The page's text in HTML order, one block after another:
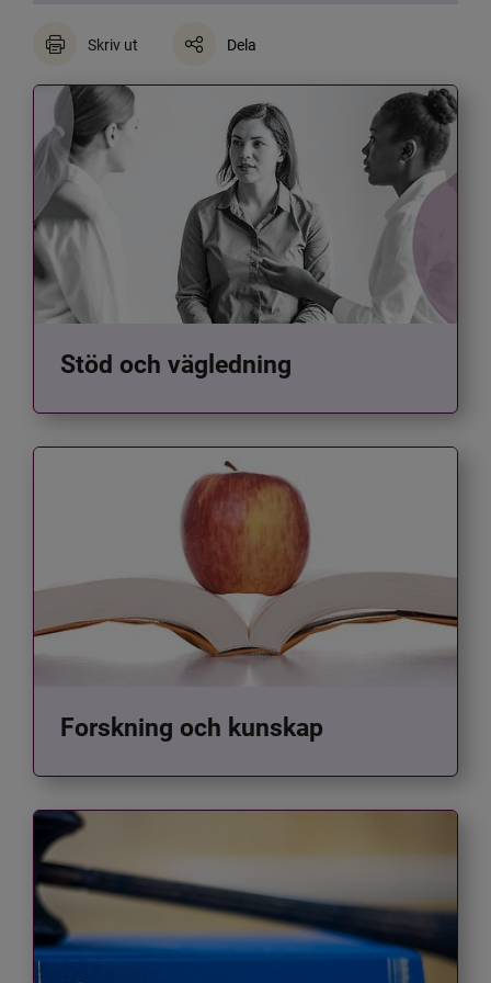
Skriv ut Dela
Stöd och vägledning
Forskning och kunskap